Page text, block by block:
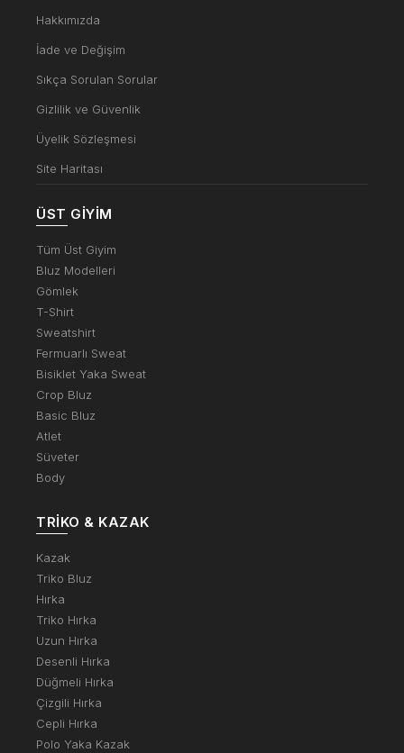
Hakkımızda
İade ve Değişim
Sıkça Sorulan Sorular
Gizlilik ve Güvenlik
Üyelik Sözleşmesi
Site Haritası
ÜST GIYIM
Tüm Üst Giyim
Bluz Modelleri
Gömlek
T-Shirt
Sweatshirt
Fermuarlı Sweat
Bisiklet Yaka Sweat
Crop Bluz
Basic Bluz
Atlet
Süveter
Body
TRIKO & KAZAK
Kazak
Triko Bluz
Hırka
Triko Hırka
Uzun Hırka
Desenli Hırka
Düğmeli Hırka
Çizgili Hırka
Cepli Hırka
Polo Yaka Kazak